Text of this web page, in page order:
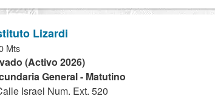
Lizardi
Mts
(Activo 2026)
General - Matutino
Israel Num. Ext. 520